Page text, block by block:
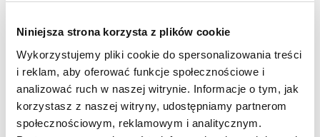
Niniejsza strona korzysta z plików cookie
Wykorzystujemy pliki cookie do spersonalizowania treści
i reklam, aby oferować funkcje społecznościowe i
analizować ruch w naszej witrynie. Informacje o tym, jak
korzystasz z naszej witryny, udostępniamy partnerom
społecznościowym, reklamowym i analitycznym.
📸 OZNACZAJ NAS NA ZDJĘCIACH
#topsecretfashion